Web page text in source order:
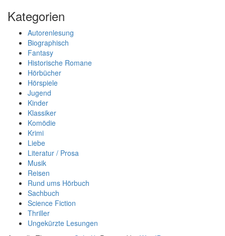
Kategorien
Autorenlesung
Biographisch
Fantasy
Historische Romane
Hörbücher
Hörspiele
Jugend
Kinder
Klassiker
Komödie
Krimi
Liebe
Literatur / Prosa
Musik
Reisen
Rund ums Hörbuch
Sachbuch
Science Fiction
Thriller
Ungekürzte Lesungen